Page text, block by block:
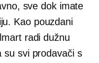
sve dok imate
Kao pouzdani
radi dužnu
su svi prodavači s